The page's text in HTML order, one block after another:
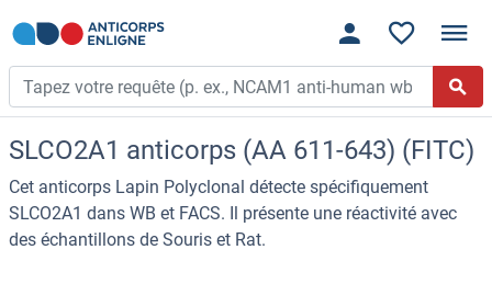
SLCO2A1 anticorps (AA 611-643) (FITC)
Cet anticorps Lapin Polyclonal détecte spécifiquement
SLCO2A1 dans WB et FACS. Il présente une réactivité avec
des échantillons de Souris et Rat.